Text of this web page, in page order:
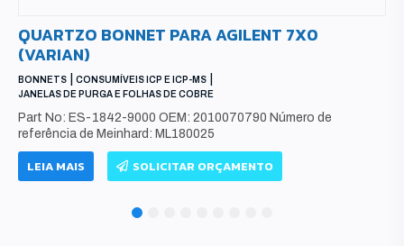
QUARTZO BONNET PARA AGILENT 7X0
(VARIAN)
BONNETS CONSUMÍVEIS ICP E ICP-MS
JANELAS DE PURGA E FOLHAS DE COBRE
Part No: ES-1842-9000 OEM: 2010070790 Número de
referência de Meinhard: ML180025
LEIA MAIS SOLICITAR ORÇAMENTO
4